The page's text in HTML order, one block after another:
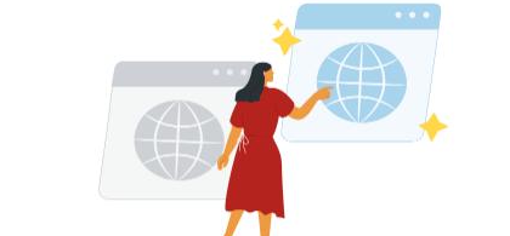
gelembung udara. Tekan scraper dengan
decal kering sepenuhnya sebelum Anda
tidak berangin.
decal tidak mudah sobek.